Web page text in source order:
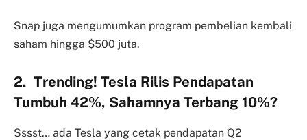
Snap juga mengumumkan program pembelian kembali
saham hingga $500 juta.
2. Trending! Tesla Rilis Pendapatan
Tumbuh 42%, Sahamnya Terbang 10%?
Sssst… ada Tesla yang cetak pendapatan Q2